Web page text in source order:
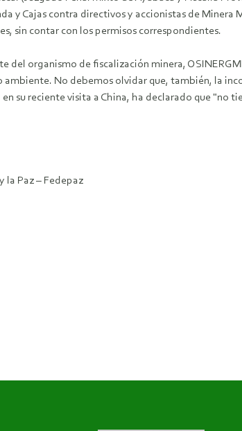
y Cajas contra directivos y accionistas de
sin contar con los permisos correspondientes.
del organismo de fiscalización minera,
No debemos olvidar que, también, la
su reciente visita a China, ha declarado que "no
la Paz – Fedepaz